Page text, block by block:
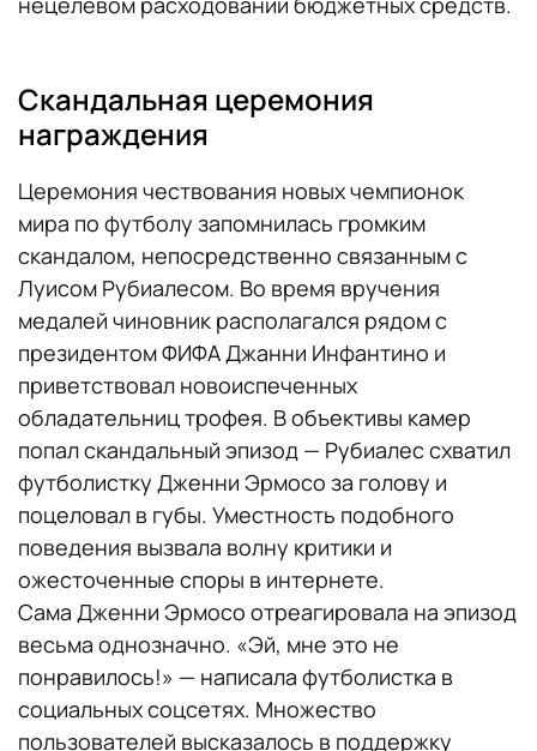
Скандальная церемония
награждения
Церемония чествования новых чемпионок
мира по футболу запомнилась громким
скандалом, непосредственно связанным с
Луисом Рубиалесом. Во время вручения
медалей чиновник располагался рядом с
президентом ФИФА Джанни Инфантино и
приветствовал новоиспеченных
обладательниц трофея. В объективы камер
попал скандальный эпизод — Рубиалес схватил
футболистку Дженни Эрмосо за голову и
поцеловал в губы. Уместность подобного
поведения вызвала волну критики и
ожесточенные споры в интернете.
Сама Дженни Эрмосо отреагировала на эпизод
весьма однозначно. «Эй, мне это не
понравилось!» — написала футболистка в
социальных соцсетях. Множество
пользователей высказалось в поддержку